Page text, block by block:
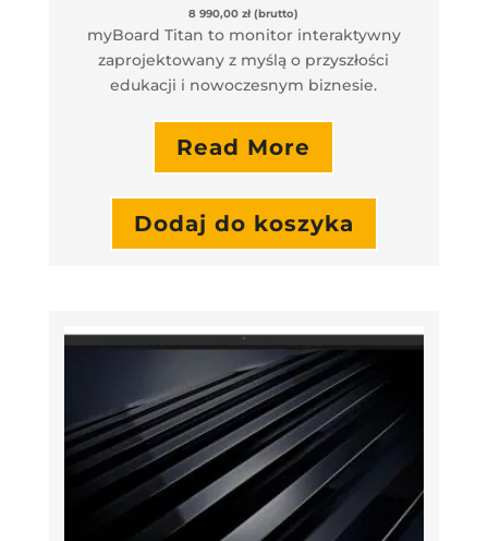
8 990,00zł (brutto)
myBoard Titan to monitor interaktywny
zaprojektowany z myślą o przyszłości
edukacji i nowoczesnym biznesie.
Read More
Dodaj do koszyka